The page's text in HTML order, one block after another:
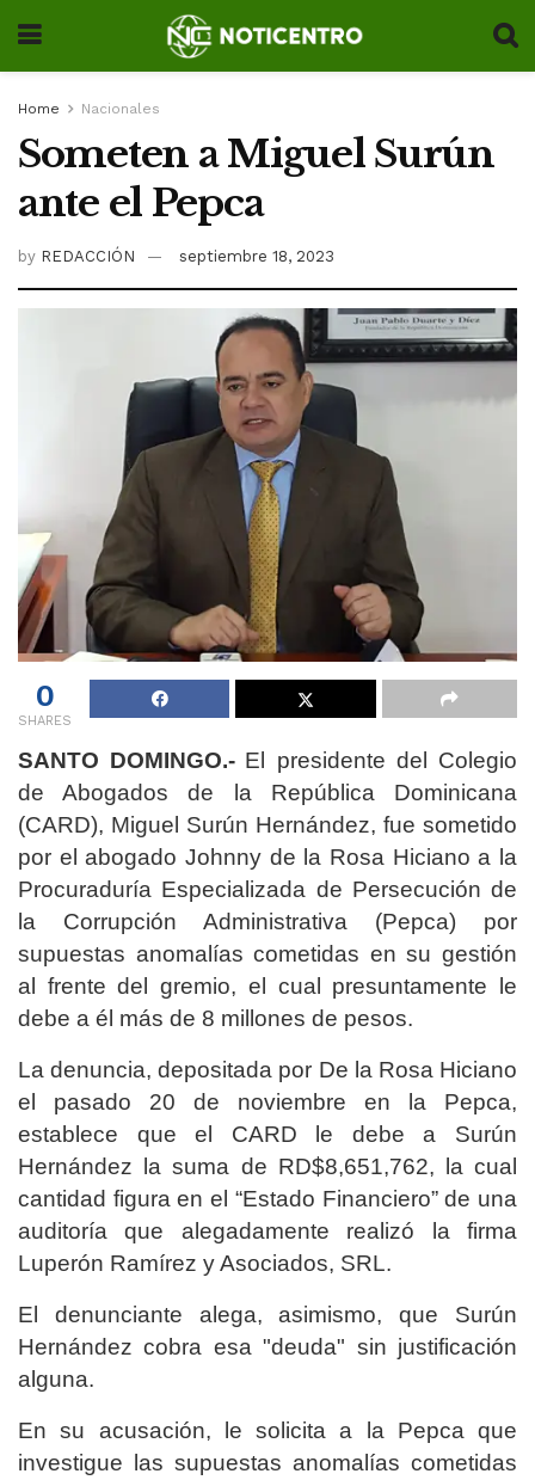
Home Nacionales
Someten a Miguel Surún
ante el Pepca
by REDACCIÓN septiembre 18, 2023
0
SHARES
SANTO DOMINGO.- El presidente del Colegio
de Abogados de la República Dominicana
(CARD), Miguel Surún Hernández, fue sometido
por el abogado Johnny de la Rosa Hiciano a la
Procuraduría Especializada de Persecución de
la Corrupción Administrativa (Pepca) por
supuestas anomalías cometidas en su gestión
al frente del gremio, el cual presuntamente le
debe a él más de 8 millones de pesos.
La denuncia, depositada por De la Rosa Hiciano
el pasado 20 de noviembre en la Pepca,
establece que el CARD le debe a Surún
Hernández la suma de RD$8,651,762, la cual
cantidad figura en el “Estado Financiero” de una
auditoría que alegadamente realizó la firma
Luperón Ramírez y Asociados, SRL.
El denunciante alega, asimismo, que Surún
Hernández cobra esa "deuda" sin justificación
alguna.
En su acusación, le solicita a la Pepca que
investigue las supuestas anomalías cometidas